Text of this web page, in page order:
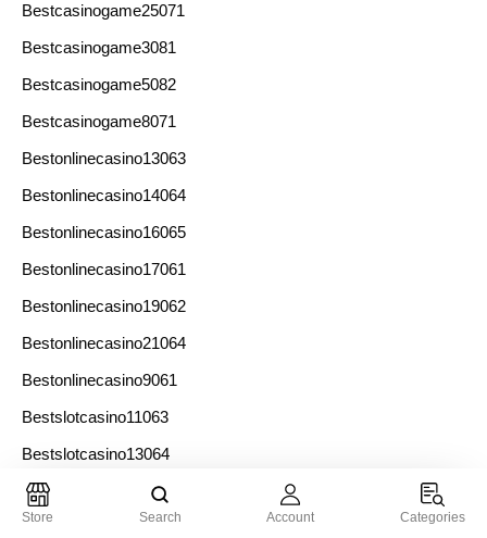
Bestcasinogame25071
Bestcasinogame3081
Bestcasinogame5082
Bestcasinogame8071
Bestonlinecasino13063
Bestonlinecasino14064
Bestonlinecasino16065
Bestonlinecasino17061
Bestonlinecasino19062
Bestonlinecasino21064
Bestonlinecasino9061
Bestslotcasino11063
Bestslotcasino13064
Bestslotcasino14065
Bestslotcasino16066
Store Search Account Categories